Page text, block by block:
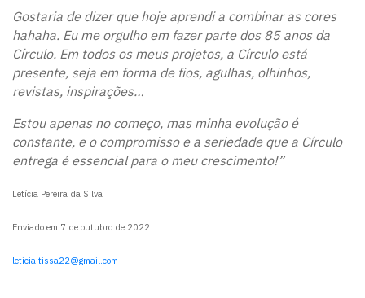
Gostaria de dizer que hoje aprendi a combinar as cores
hahaha. Eu me orgulho em fazer parte dos 85 anos da
Círculo. Em todos os meus projetos, a Círculo está
presente, seja em forma de fios, agulhas, olhinhos,
revistas, inspirações…
Estou apenas no começo, mas minha evolução é
constante, e o compromisso e a seriedade que a Círculo
entrega é essencial para o meu crescimento!”
Letícia Pereira da Silva
Enviado em 7 de outubro de 2022
leticia.tissa22@gmail.com